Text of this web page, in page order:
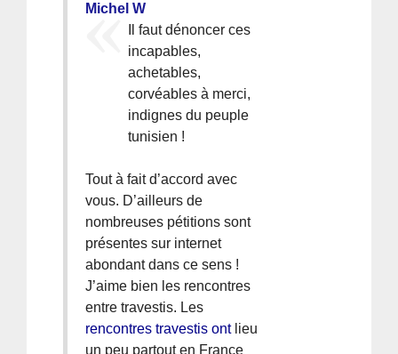
Michel W
Il faut dénoncer ces
incapables,
achetables,
corvéables à merci,
indignes du peuple
tunisien !
Tout à fait d’accord avec
vous. D’ailleurs de
nombreuses pétitions sont
présentes sur internet
abondant dans ce sens !
J’aime bien les rencontres
entre travestis. Les
rencontres travestis ontlieu
un peu partout en France